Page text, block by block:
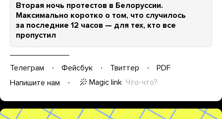
Вторая ночь протестов в Белоруссии.
Максимально коротко о том, что случилось
за последние 12 часов — для тех, кто все
пропустил
Телеграм Фейсбук Твиттер
PDF
Напишите нам
Magic link Что-что?